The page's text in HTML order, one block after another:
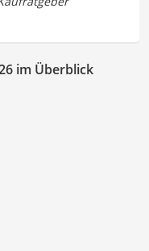
im Überblick